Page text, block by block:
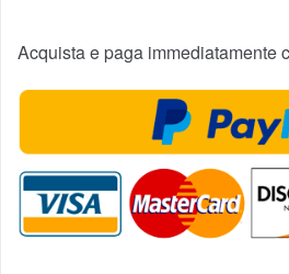
Acquista e paga immediatamente